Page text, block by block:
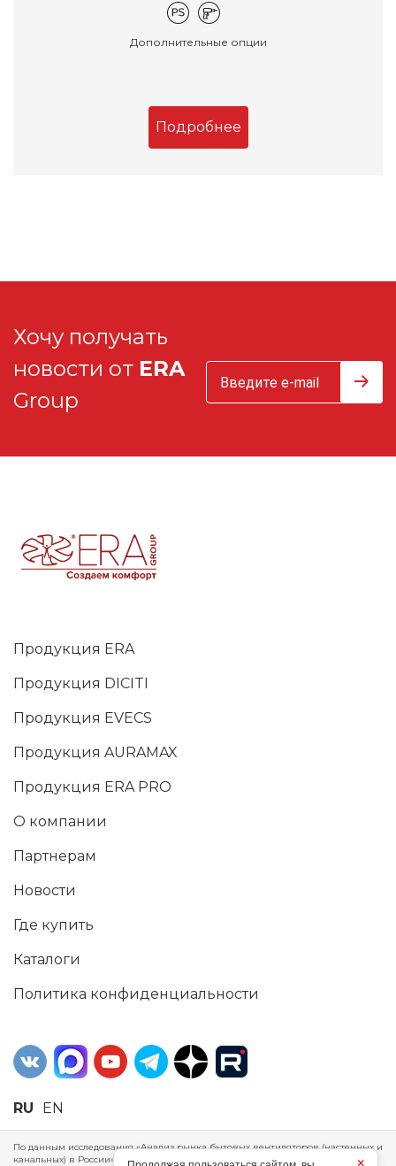
Дополнительные опции
Подробнее
Хочу получать
новости от ERA
Group
Продукция ERA
Продукция DICITI
Продукция EVECS
Продукция AURAMAX
Продукция ERA PRO
О компании
Партнерам
Новости
Где купить
Каталоги
Политика конфиденциальности
RU EN
По данным исследования «Анализ рынка бытовых вентиляторов (настенных и
канальных) в России», проведенного Агентством маркетинговых